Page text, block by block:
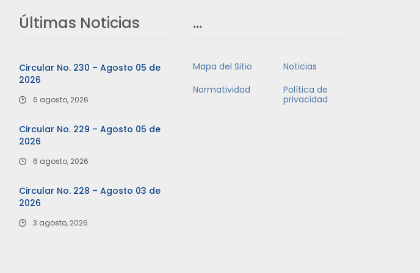
Últimas Noticias
Circular No. 230 – Agosto 05 de
2026
6 agosto, 2026
Circular No. 229 – Agosto 05 de
2026
6 agosto, 2026
Circular No. 228 – Agosto 03 de
2026
3 agosto, 2026
…
Mapa del Sitio
Noticias
Normatividad
Política de
privacidad